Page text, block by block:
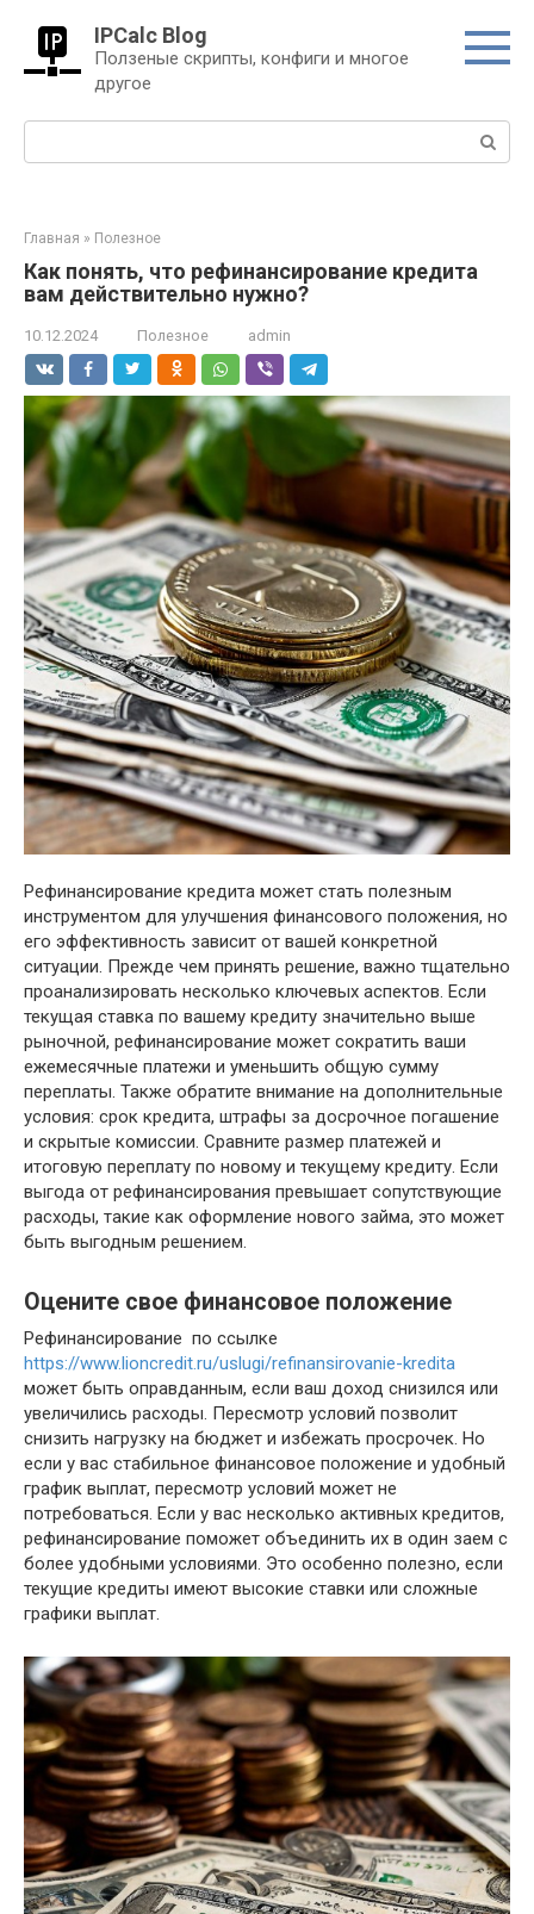
контенту
IPCalc Blog
Ползеные скрипты, конфиги и многое
другое
Поиск:
Главная » Полезное
Как понять, что рефинансирование кредита
вам действительно нужно?
10.12.2024 Полезное admin
Рефинансирование кредита может стать полезным
инструментом для улучшения финансового положения, но
его эффективность зависит от вашей конкретной
ситуации. Прежде чем принять решение, важно тщательно
проанализировать несколько ключевых аспектов. Если
текущая ставка по вашему кредиту значительно выше
рыночной, рефинансирование может сократить ваши
ежемесячные платежи и уменьшить общую сумму
переплаты. Также обратите внимание на дополнительные
условия: срок кредита, штрафы за досрочное погашение
и скрытые комиссии. Сравните размер платежей и
итоговую переплату по новому и текущему кредиту. Если
выгода от рефинансирования превышает сопутствующие
расходы, такие как оформление нового займа, это может
быть выгодным решением.
Оцените свое финансовое положение
Рефинансирование по ссылке
https://www.lioncredit.ru/uslugi/refinansirovanie-kredita
может быть оправданным, если ваш доход снизился или
увеличились расходы. Пересмотр условий позволит
снизить нагрузку на бюджет и избежать просрочек. Но
если у вас стабильное финансовое положение и удобный
график выплат, пересмотр условий может не
потребоваться. Если у вас несколько активных кредитов,
рефинансирование поможет объединить их в один заем с
более удобными условиями. Это особенно полезно, если
текущие кредиты имеют высокие ставки или сложные
графики выплат.